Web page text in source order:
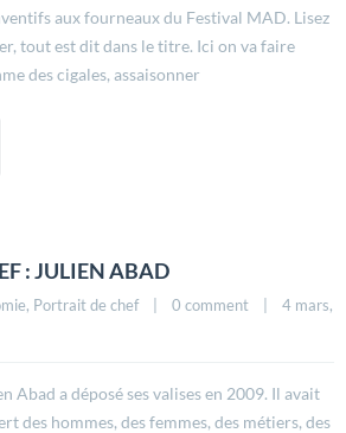
aux fourneaux du Festival MAD. Lisez
tout est dit dans le titre. Ici on va faire
des cigales, assaisonner
: JULIEN ABAD
, Portrait de chef 0 comment
4 mars,
Abad a déposé ses valises en 2009. Il avait
des hommes, des femmes, des métiers, des